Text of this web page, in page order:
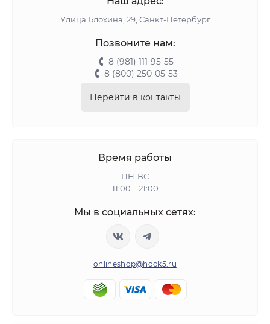
Улица Блохина, 29, Санкт-Петербург
Позвоните нам:
8 (981) 111-95-55
8 (800) 250-05-53
Перейти в контакты
Время работы
ПН-ВС
11:00 – 21:00
Мы в социальных сетях:
onlineshop@hock5.ru